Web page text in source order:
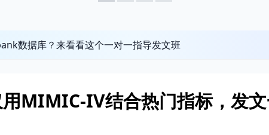
数据库？来看看这个一对一指导发文班
MIMIC-IV结合热门指标，发